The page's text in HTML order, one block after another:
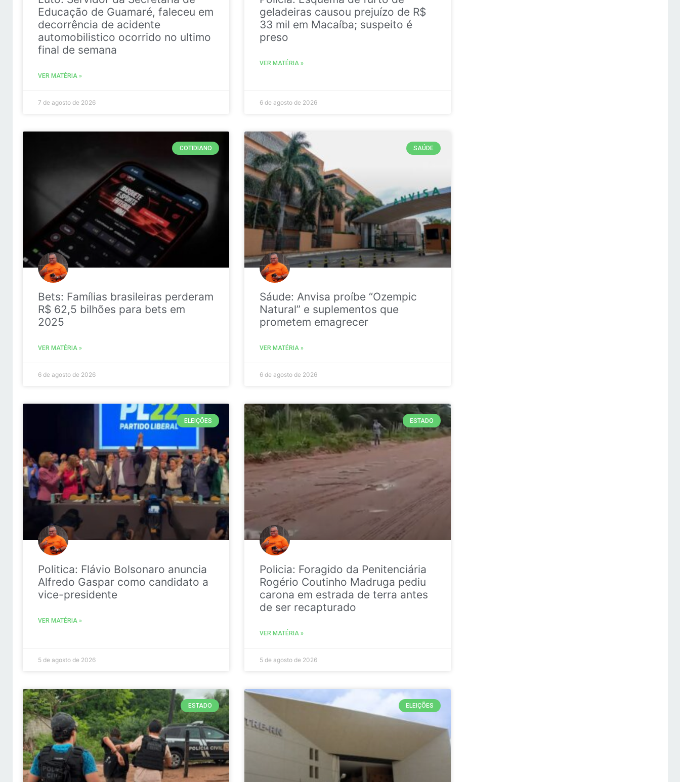
Educação de Guamaré, faleceu em
decorrência de acidente
automobilistico ocorrido no ultimo
final de semana
VER MATÉRIA »
7 de agosto de 2026
geladeiras causou prejuízo de R$
33 mil em Macaíba; suspeito é
preso
VER MATÉRIA »
6 de agosto de 2026
COTIDIANO
Bets: Famílias brasileiras perderam
R$ 62,5 bilhões para bets em
2025
VER MATÉRIA »
6 de agosto de 2026
SAÚDE
Sáude: Anvisa proíbe “Ozempic
Natural” e suplementos que
prometem emagrecer
VER MATÉRIA »
6 de agosto de 2026
ELEIÇÕES
Politica: Flávio Bolsonaro anuncia
Alfredo Gaspar como candidato a
vice-presidente
VER MATÉRIA »
5 de agosto de 2026
ESTADO
Policia: Foragido da Penitenciária
Rogério Coutinho Madruga pediu
carona em estrada de terra antes
de ser recapturado
VER MATÉRIA »
5 de agosto de 2026
ESTADO ELEIÇÕES